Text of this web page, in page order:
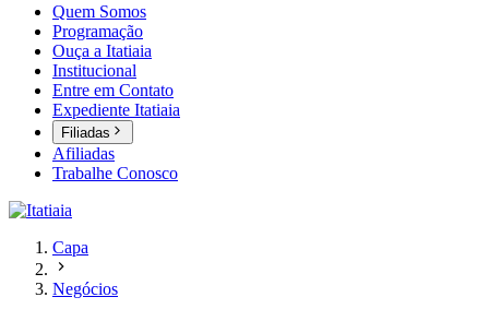
Quem Somos
Programação
Ouça a Itatiaia
Institucional
Entre em Contato
Expediente Itatiaia
Filiadas
Afiliadas
Trabalhe Conosco
Capa
Negócios